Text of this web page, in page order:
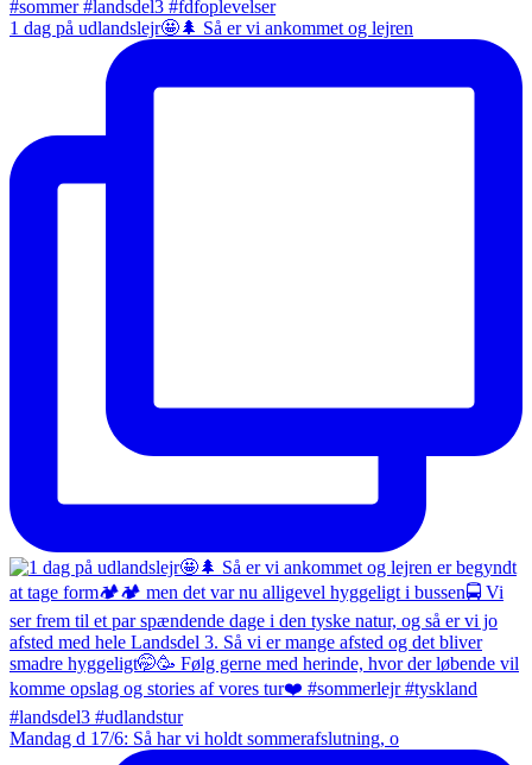
1 dag på udlandslejr🤩🌲 Så er vi ankommet og lejren
Mandag d 17/6: Så har vi holdt sommerafslutning, o